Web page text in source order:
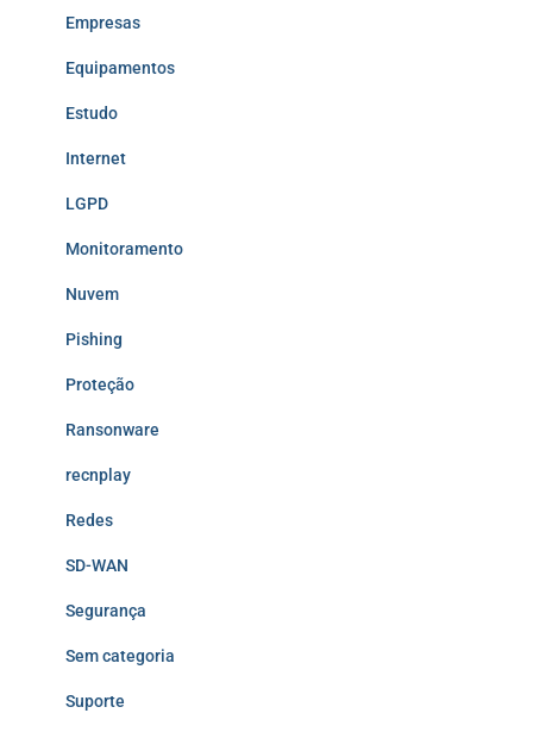
Empresas
Equipamentos
Estudo
Internet
LGPD
Monitoramento
Nuvem
Pishing
Proteção
Ransonware
recnplay
Redes
SD-WAN
Segurança
Sem categoria
Suporte